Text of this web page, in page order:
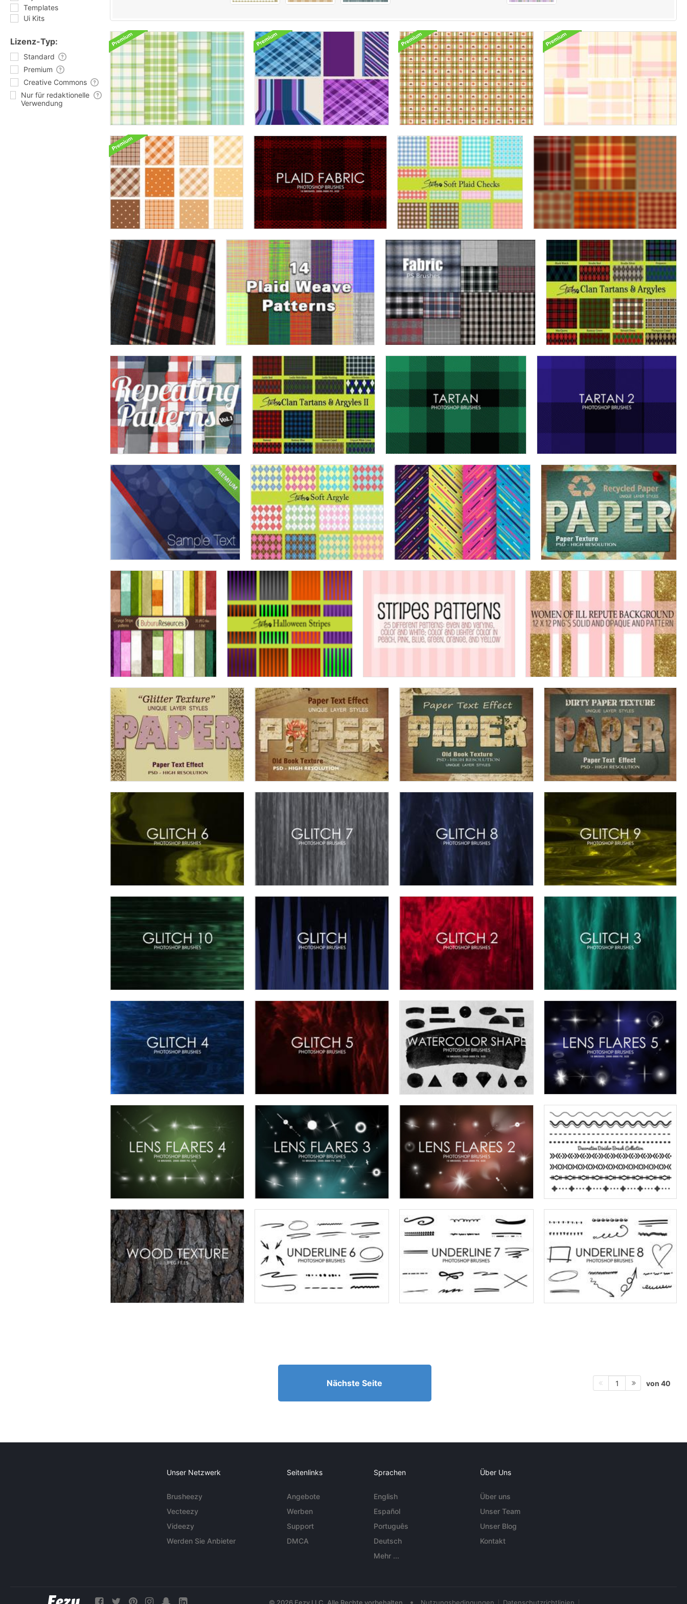
Templates
Ui Kits
Lizenz-Typ:
Standard
Premium
Creative Commons
Nur für redaktionelle
Verwendung
Nächste Seite 1 von 40
Unser Netzwerk
Brusheezy
Vecteezy
Videezy
Werden Sie Anbieter
Seitenlinks
Angebote
Werben
Support
DMCA
Sprachen
English
Español
Português
Deutsch
Mehr ...
Über Uns
Über uns
Unser Team
Unser Blog
Kontakt
© 2026 Eezy LLC. Alle Rechte vorbehalten • Nutzungsbedingungen Datenschutzrichtlinien